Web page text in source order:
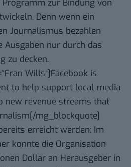
zur Bindung von
Denn wenn ein
Journalismus bezahlen
Ausgaben nur durch das
zu decken.
Wills“]Facebook is
to help support local media
new revenue streams that
mg_blockquote]
erreicht werden: Im
konnte die Organisation
Dollar an Herausgeber in